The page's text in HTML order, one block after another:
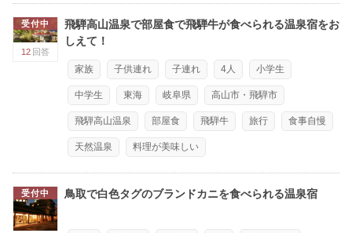
受付中
12 回答
飛騨高山温泉で部屋食で飛騨牛が食べられる温泉宿をお
しえて！
家族 子供連れ 子連れ 4人 小学生
中学生 東海 岐阜県 高山市・飛騨市
飛騨高山温泉 部屋食 飛騨牛 旅行 食事自慢
天然温泉 料理が美味しい
受付中 鳥取で白色タグのブランドカニを食べられる温泉宿